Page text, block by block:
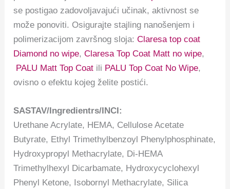
se postigao zadovoljavajući učinak, aktivnost se
može ponoviti. Osigurajte stajling nanošenjem i
polimerizacijom završnog sloja:Claresa top coat
Diamond no wipe,Claresa Top Coat Matt no wipe,
PALU Matt Top Coat ili PALU Top Coat No Wipe,
ovisno o efektu kojeg želite postići.
SASTAV/Ingredientrs/INCI:
Urethane Acrylate, HEMA, Cellulose Acetate
Butyrate, Ethyl Trimethylbenzoyl Phenylphosphinate,
Hydroxypropyl Methacrylate, Di-HEMA
Trimethylhexyl Dicarbamate, Hydroxycyclohexyl
Phenyl Ketone, Isobornyl Methacrylate, Silica